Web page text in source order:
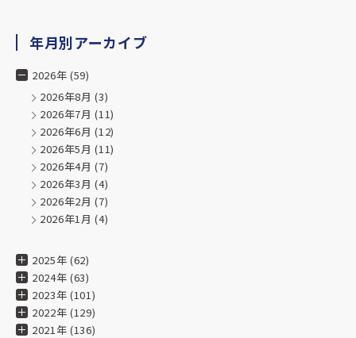
年月別アーカイブ
2026年 (59)
2026年8月 (3)
2026年7月 (11)
2026年6月 (12)
2026年5月 (11)
2026年4月 (7)
2026年3月 (4)
2026年2月 (7)
2026年1月 (4)
2025年 (62)
2024年 (63)
2023年 (101)
2022年 (129)
2021年 (136)